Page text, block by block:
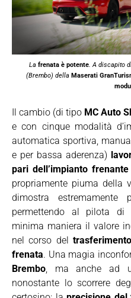
La frenata è potente . A discapito
(Brembo) della Maserati
Il cambio (di tipo MC Auto
e con cinque modalità
automatica sportiva,
e per bassa aderenza)
pari dell’impianto frenante
propriamente piuma della
dimostra estremamente
permettendo al pilota di
minima maniera il valore
nel corso del
frenata. Una magia
Brembo , ma anche ad
nonostante lo scorrere